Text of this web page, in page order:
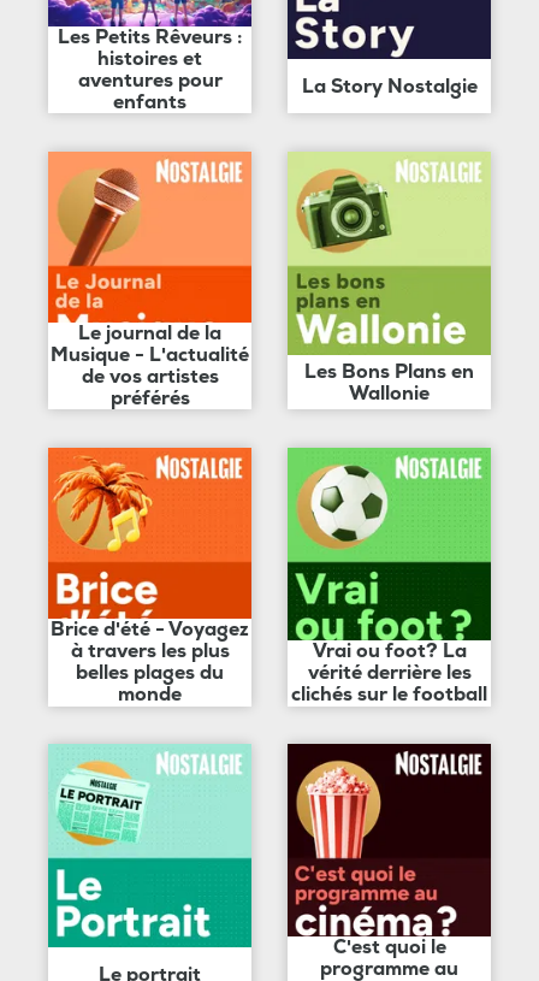
Les Petits Rêveurs :
histoires et
aventures pour
enfants
La Story Nostalgie
Le journal de la
Musique - L'actualité
de vos artistes
préférés
Les Bons Plans en
Wallonie
Brice d'été - Voyagez
à travers les plus
belles plages du
monde
Vrai ou foot? La
vérité derrière les
clichés sur le football
Le portrait
C'est quoi le
programme au